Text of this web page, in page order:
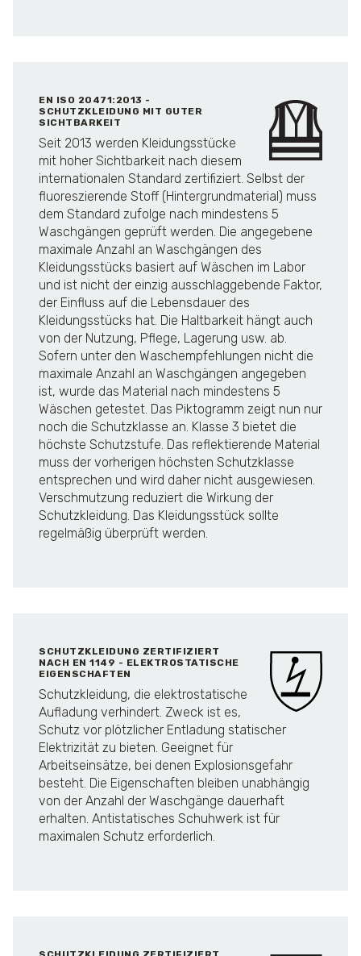
EN ISO 20471:2013 -
SCHUTZKLEIDUNG MIT GUTER
SICHTBARKEIT
Seit 2013 werden Kleidungsstücke
mit hoher Sichtbarkeit nach diesem
internationalen Standard zertifiziert. Selbst der
fluoreszierende Stoff (Hintergrundmaterial) muss
dem Standard zufolge nach mindestens 5
Waschgängen geprüft werden. Die angegebene
maximale Anzahl an Waschgängen des
Kleidungsstücks basiert auf Wäschen im Labor
und ist nicht der einzig ausschlaggebende Faktor,
der Einfluss auf die Lebensdauer des
Kleidungsstücks hat. Die Haltbarkeit hängt auch
von der Nutzung, Pflege, Lagerung usw. ab.
Sofern unter den Waschempfehlungen nicht die
maximale Anzahl an Waschgängen angegeben
ist, wurde das Material nach mindestens 5
Wäschen getestet. Das Piktogramm zeigt nun nur
noch die Schutzklasse an. Klasse 3 bietet die
höchste Schutzstufe. Das reflektierende Material
muss der vorherigen höchsten Schutzklasse
entsprechen und wird daher nicht ausgewiesen.
Verschmutzung reduziert die Wirkung der
Schutzkleidung. Das Kleidungsstück sollte
regelmäßig überprüft werden.
SCHUTZKLEIDUNG ZERTIFIZIERT
NACH EN 1149 - ELEKTROSTATISCHE
EIGENSCHAFTEN
Schutzkleidung, die elektrostatische
Aufladung verhindert. Zweck ist es,
Schutz vor plötzlicher Entladung statischer
Elektrizität zu bieten. Geeignet für
Arbeitseinsätze, bei denen Explosionsgefahr
besteht. Die Eigenschaften bleiben unabhängig
von der Anzahl der Waschgänge dauerhaft
erhalten. Antistatisches Schuhwerk ist für
maximalen Schutz erforderlich.